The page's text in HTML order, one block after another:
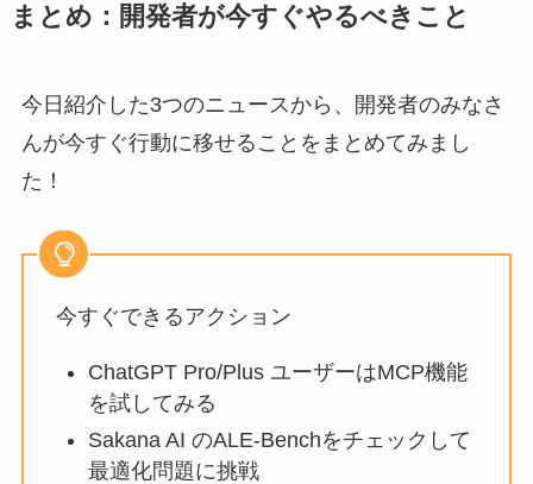
まとめ：開発者が今すぐやるべきこと
今日紹介した3つのニュースから、開発者のみなさ
んが今すぐ行動に移せることをまとめてみまし
た！
今すぐできるアクション
ChatGPT Pro/Plus ユーザーはMCP機能
を試してみる
Sakana AI のALE-Benchをチェックして
最適化問題に挑戦